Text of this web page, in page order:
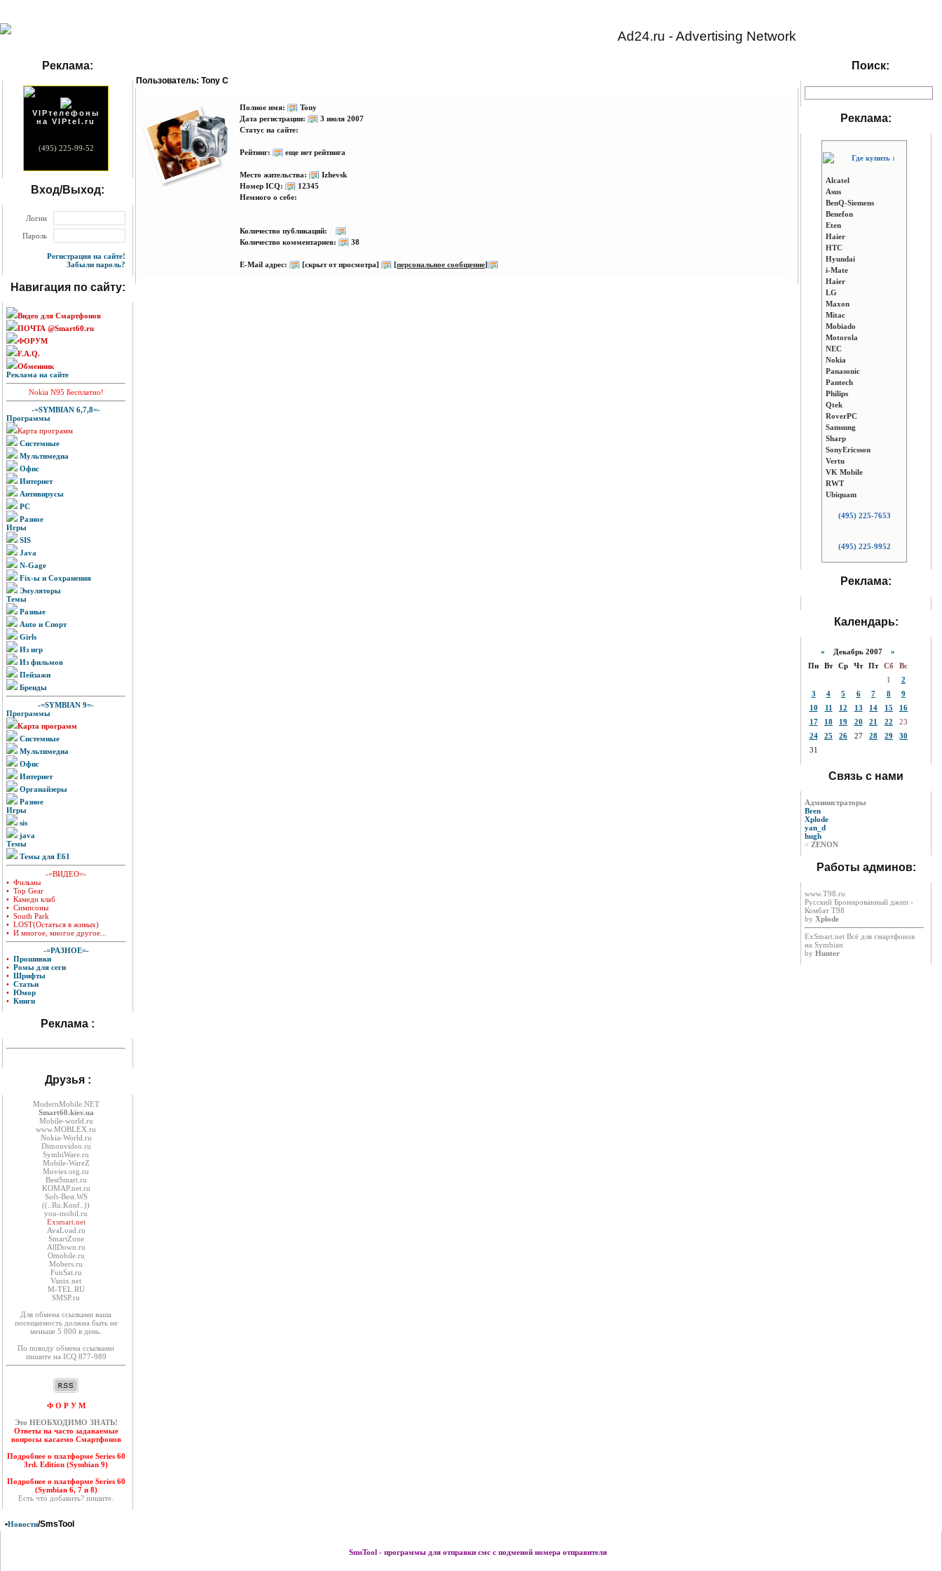
Ad24.ru - Advertising Network
Реклама:
VIPтелефоны
на VIPtel.ru
(495) 225-99-52
Вход/Выход:
Логин
Пароль
Регистрация на сайте!
Забыли пароль?
Навигация по сайту:
Видео для Смартфонов
ПОЧТА @Smart60.ru
ФОРУМ
F.A.Q.
Обменник
Реклама на сайте
Nokia N95 Бесплатно!
-=SYMBIAN 6,7,8=-
Программы
Карта программ
Системные
Мультимедиа
Офис
Интернет
Антивирусы
PC
Разное
Игры
SIS
Java
N-Gage
Fix-ы и Сохранения
Эмуляторы
Темы
Разные
Auto и Спорт
Girls
Из игр
Из фильмов
Пейзажи
Бренды
-=SYMBIAN 9=-
Программы
Карта программ
Системные
Мультимедиа
Офис
Интернет
Органайзеры
Разное
Игры
sis
java
Темы
Темы для E61
-=ВИДЕО=-
• Фильмы
• Top Gear
• Камеди клаб
• Симпсоны
• South Park
• LOST(Остаться в живых)
• И многое, многое другое...
-=РАЗНОЕ=-
• Прошивки
• Ромы для сеги
• Шрифты
• Статьи
• Юмор
• Книги
Реклама :
Друзья :
ModernMobile.NET
Smart60.kiev.ua
Mobile-world.ru
www.MOBLEX.ru
Nokia-World.ru
Dimonvideo.ru
SymbiWare.ru
Mobile-WareZ
Movies.org.ru
BestSmart.ru
KOMAP.net.ru
Soft-Best.WS
((..Ru.Konf..))
you-mobil.ru
Exsmart.net
AvaLoad.ru
SmartZone
AllDown.ru
Оmobile.ru
Mobers.ru
FunSat.ru
Vanix.net
M-TEL.RU
SMSP.ru
Для обмена ссылками ваша
посещаемость должна быть не
меньше 5 000 в день.
По поводу обмена ссылками
пишите на ICQ 877-989
Ф О Р У М
Это НЕОБХОДИМО ЗНАТЬ!
Ответы на часто задаваемые
вопросы касаемо Смартфонов
Подробнее о платформе Series 60
3rd. Edition (Symbian 9)
Подробнее о платформе Series 60
(Symbian 6, 7 и 8)
Есть что добавить? пишите.
Пользователь: Tony C
Полное имя:
Tony
Дата регистрации:
3 июля 2007
Статус на сайте:
Рейтинг: еще нет рейтинга
Место жительства:
Izhevsk
Номер ICQ:
12345
Немного о себе:
Количество публикаций:
Количество комментариев:
38
E-Mail адрес: [скрыт от просмотра] [персональное сообщение]
Поиск:
Реклама:
Где купить :
Alcatel
Asus
BenQ-Siemens
Benefon
Eten
Haier
HTC
Hyundai
i-Mate
Haier
LG
Maxon
Mitac
Mobiado
Motorola
NEC
Nokia
Panasonic
Pantech
Philips
Qtek
RoverPC
Samsung
Sharp
SonyEricsson
Vertu
VK Mobile
RWT
Ubiquam
(495) 225-7653
(495) 225-9952
Реклама:
Календарь:
« Декабрь 2007 »
Пн
Вт Ср Чт Пт Сб
Вс
1
2
3
4 5 6 7 8
9
10
11 12 13 14 15
16
17
18 19 20 21 22
23
24
25 26 27 28 29
30
31
Связь с нами
Администраторы
Bren
Xplode
yan_d
hugh
< ZENON
Работы админов:
www.T98.ru
Русский Бронированный джип -
Комбат Т98
by Xplode
ExSmart.net Всё для смартфонов
на Symbian
by Hunter
•Новости/SmsTool
SmsTool - программы для отправки смс с подменой номера отправителя